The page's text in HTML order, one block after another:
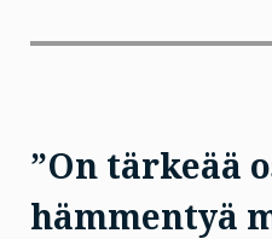
”On tärkeää
hämmentyä